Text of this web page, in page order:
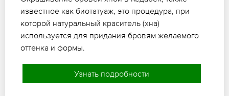
известное как биотатуаж, это процедура, при
которой натуральный краситель (хна)
используется для придания бровям желаемого
оттенка и формы.
Узнать подробности